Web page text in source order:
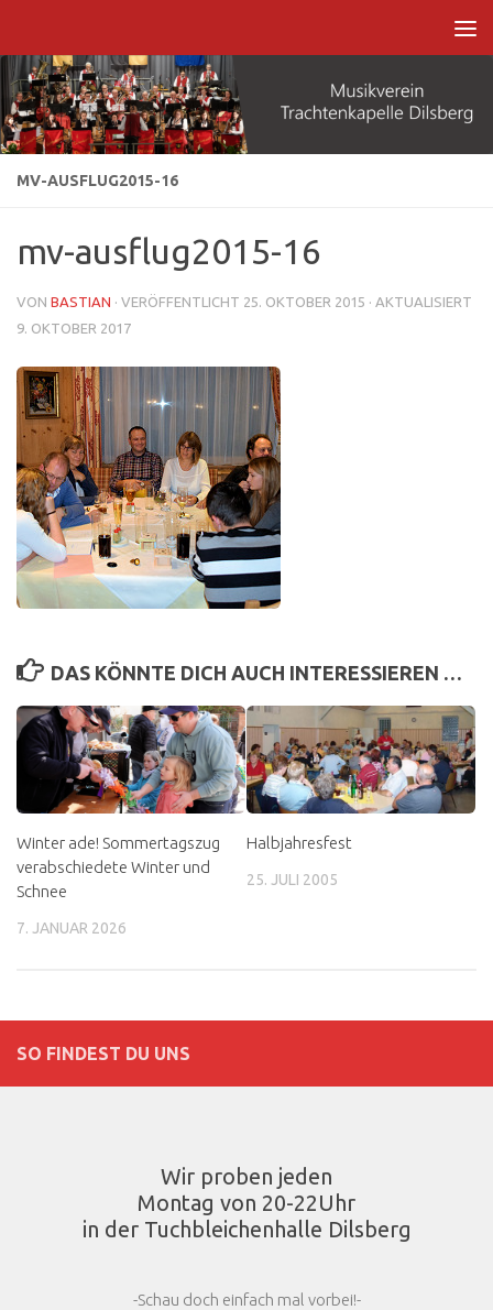
MV-AUSFLUG2015-16
mv-ausflug2015-16
VON BASTIAN · VERÖFFENTLICHT 25. OKTOBER 2015 · AKTUALISIERT
9. OKTOBER 2017
DAS KÖNNTE DICH AUCH INTERESSIEREN …
Winter ade! Sommertagszug
verabschiedete Winter und
Schnee
7. JANUAR 2026
Halbjahresfest
25. JULI 2005
SO FINDEST DU UNS
Wir proben jeden
Montag von 20-22Uhr
in der Tuchbleichenhalle Dilsberg
-Schau doch einfach mal vorbei!-